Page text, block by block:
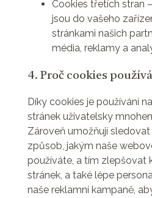
Cookies třetích stran
jsou do vašeho
stránkami našich
média, reklamy a
4. Proč cookies
Díky cookies je používání
stránek uživatelsky
Zároveň umožňují
způsob, jakým naše
používáte, a tím zlepšovat
stránek, a také lépe
naše reklamní kampaně,